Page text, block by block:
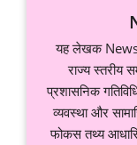
यह लेखक
राज्य स्तरीय
प्रशासनिक
व्यवस्था और
फोकस तथ्य